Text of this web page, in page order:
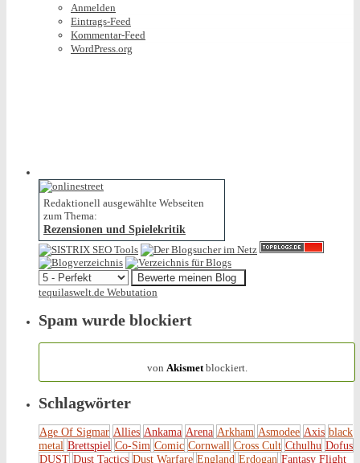
Anmelden
Eintrags-Feed
Kommentar-Feed
WordPress.org
Redaktionell ausgewählte Webseiten
zum Thema:
Rezensionen und Spielekritik
tequilaswelt.de Webutation
Spam wurde blockiert
von Akismetblockiert.
Schlagwörter
Age Of Sigmar Allies Ankama Arena Arkham Asmodee Axis black
metal Brettspiel Co-Sim Comic Cornwall Cross Cult Cthulhu Dofus
DUST Dust Tactics Dust Warfare England Erdogan Fantasy Flight